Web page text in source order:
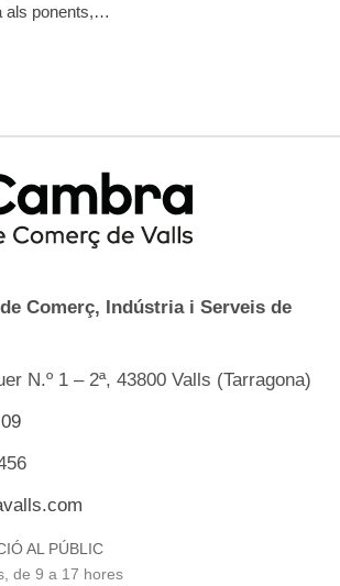
als ponents,…
Comerç, Indústria i Serveis de
N.º 1 – 2ª, 43800 Valls (Tarragona)
AL PÚBLIC
de 9 a 17 hores